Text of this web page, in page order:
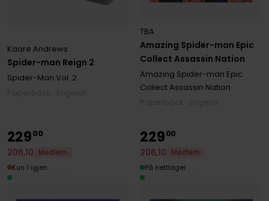
Spider-man Reign 2
Kaare Andrews
Spider-Man Vol. 2
Amazing Spider-man Epic
Collect Assassin Nation
TBA
Amazing Spider-man Epic
Collect Assassin Nation
22900
206,10
Medlem
Kun 1 igjen
22900
206,10
Medlem
På nettlager